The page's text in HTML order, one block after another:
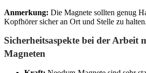
Anmerkung: Die Magnete sollten genug
Kopfhörer sicher an Ort und Stelle zu halten.
Sicherheitsaspekte bei der Arbeit
Magneten